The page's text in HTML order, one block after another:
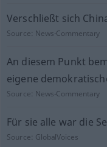
Verschließt sich
Source: News-Commentary
An diesem Punkt
eigene
Source: News-Commentary
Für sie alle war die
Source: GlobalVoices